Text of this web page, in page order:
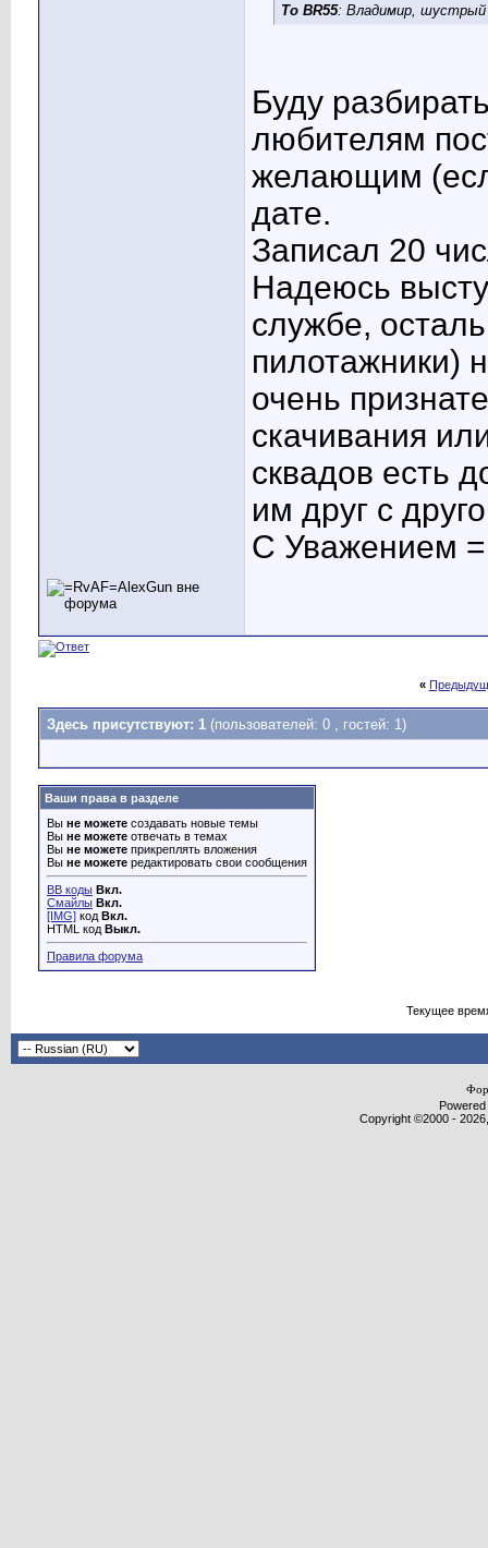
To BR55: Владимир,
Буду
любителям
желающим
дате.
Записал 20
Надеюсь
службе,
пилотажники)
очень
скачивания
сквадов есть
им друг с
С Уважением
«
Здесь присутствуют: 1 (пользователей: 0 , гостей: 1)
Ваши права в разделе
Вы не можете создавать новые темы
Вы не можете отвечать в темах
Вы не можете прикреплять вложения
Вы не можете редактировать свои сообщения
BB коды Вкл.
Смайлы Вкл.
[IMG] код Вкл.
HTML код Выкл.
Правила форума
Текущее
Copyright ©2000 -